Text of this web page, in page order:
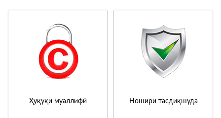
Ҳуқуқи муаллифӣ Ношири тасдиқшуда